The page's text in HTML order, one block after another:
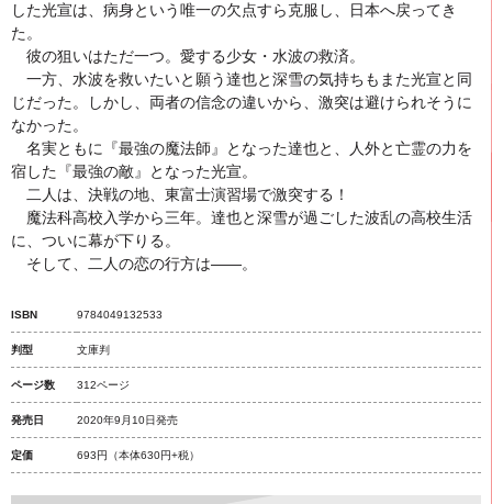
した光宣は、病身という唯一の欠点すら克服し、日本へ戻ってき
た。
彼の狙いはただ一つ。愛する少女・水波の救済。
一方、水波を救いたいと願う達也と深雪の気持ちもまた光宣と同
じだった。しかし、両者の信念の違いから、激突は避けられそうに
なかった。
名実ともに『最強の魔法師』となった達也と、人外と亡霊の力を
宿した『最強の敵』となった光宣。
二人は、決戦の地、東富士演習場で激突する！
魔法科高校入学から三年。達也と深雪が過ごした波乱の高校生活
に、ついに幕が下りる。
そして、二人の恋の行方は――。
ISBN 9784049132533
判型 文庫判
ページ数 312ページ
発売日 2020年9月10日発売
定価 693円 （本体630円+税）